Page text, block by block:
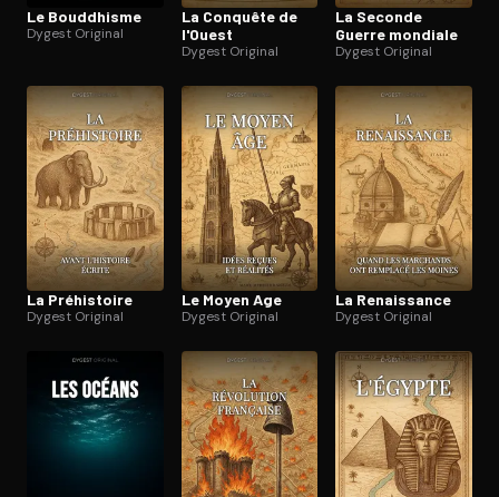
Le Bouddhisme
Dygest Original
La Conquête de
l'Ouest
Dygest Original
La Seconde
Guerre mondiale
Dygest Original
La Préhistoire
Dygest Original
Le Moyen Age
Dygest Original
La Renaissance
Dygest Original